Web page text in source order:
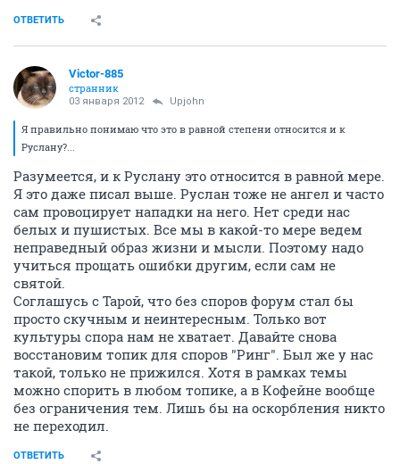
ОТВЕТИТЬ
Victor-885
странник
03 января 2012 Upjohn
Я правильно понимаю что это в равной степени относится и к
Руслану?...
Разумеется, и к Руслану это относится в равной мере.
Я это даже писал выше. Руслан тоже не ангел и часто
сам провоцирует нападки на него. Нет среди нас
белых и пушистых. Все мы в какой-то мере ведем
неправедный образ жизни и мысли. Поэтому надо
учиться прощать ошибки другим, если сам не
святой.
Соглашусь с Тарой, что без споров форум стал бы
просто скучным и неинтересным. Только вот
культуры спора нам не хватает. Давайте снова
восстановим топик для споров "Ринг". Был же у нас
такой, только не прижился. Хотя в рамках темы
можно спорить в любом топике, а в Кофейне вообще
без ограничения тем. Лишь бы на оскорбления никто
не переходил.
ОТВЕТИТЬ